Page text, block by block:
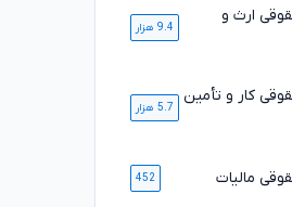
ارث و
9.4 هزار
کار و تأمین
5.7 هزار
مالیات 452